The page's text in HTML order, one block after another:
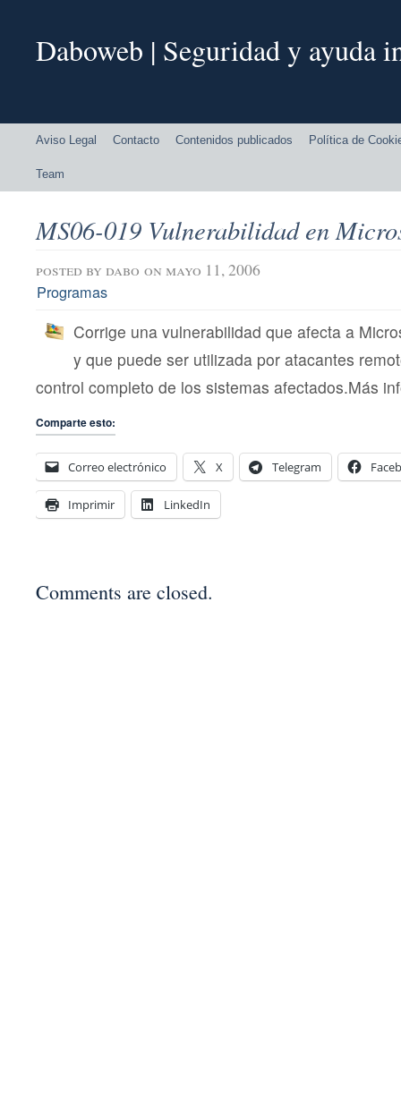
Daboweb | Seguridad y ayuda
Aviso Legal Contacto Contenidos publicados Política de
Team
MS06-019 Vulnerabilidad en
posted by dabo on mayo 11, 2006
Programas
Corrige una vulnerabilidad que afecta a
y que puede ser utilizada por atacantes
control completo de los sistemas afectados.Más
Comparte esto:
Correo electrónico X Telegram
Imprimir LinkedIn
Comments are closed.